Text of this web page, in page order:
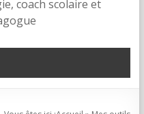
coach scolaire et